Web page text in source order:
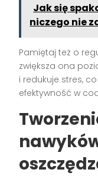
Jak się
niczego nie
Pamiętaj też o
zwiększa ona
i redukuje stres,
efektywność w